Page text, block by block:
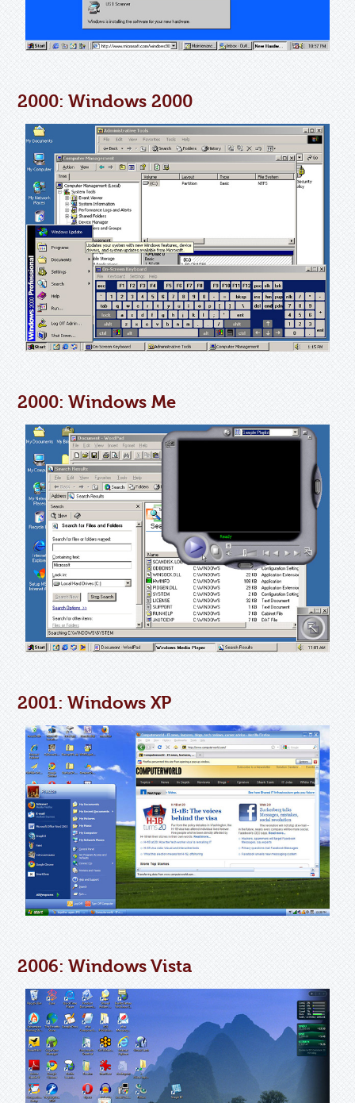
2000: Windows 2000
2000: Windows Me
2001: Windows XP
2006: Windows Vista